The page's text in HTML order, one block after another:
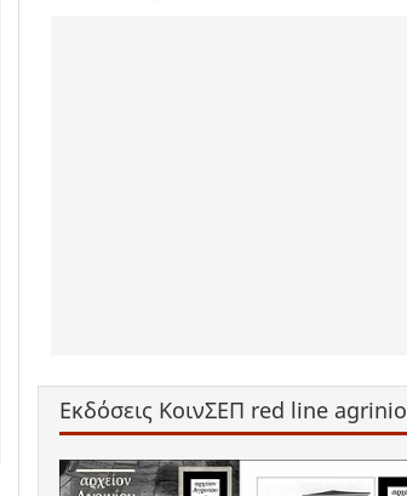
Εκδόσεις ΚοινΣΕΠ red line agrinio